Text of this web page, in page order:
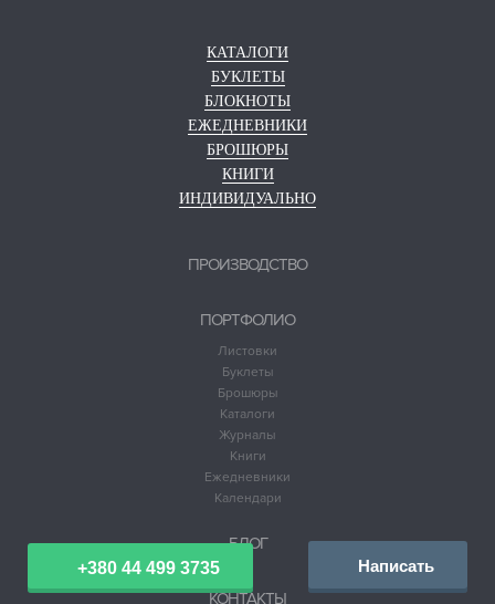
+380 44 499 3735 Написать
КАТАЛОГИ
БУКЛЕТЫ
БЛОКНОТЫ
ЕЖЕДНЕВНИКИ
БРОШЮРЫ
КНИГИ
ИНДИВИДУАЛЬНО
ПРОИЗВОДСТВО
ПОРТФОЛИО
Листовки
Буклеты
Брошюры
Каталоги
Журналы
Книги
Ежедневники
Календари
БЛОГ
КОНТАКТЫ